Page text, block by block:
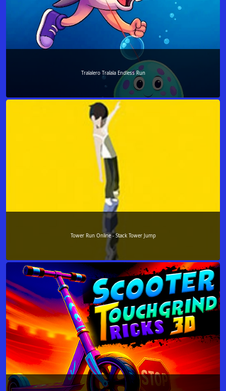
Tralalero Tralala Endless Run
Tower Run Online - Stack Tower Jump